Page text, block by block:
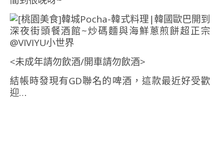
<未成年請勿飲酒/開車請勿飲酒>
結帳時發現有GD聯名的啤酒，這款最近好受歡
迎…